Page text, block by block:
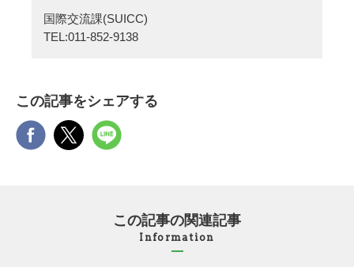
国際交流課(SUICC)
TEL:011-852-9138
この記事をシェアする
この記事の関連記事
Information